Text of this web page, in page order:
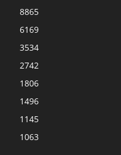
8865
6169
3534
2742
1806
1496
1145
1063